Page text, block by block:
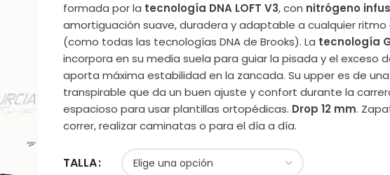
formada por la tecnología DNA LOFT V3, con nitrógeno
amortiguación suave, duradera y adaptable a cualquier ritmo
(como todas las tecnologías DNA de Brooks). La tecnología
incorpora en su media suela para guiar la pisada y el exceso
aporta máxima estabilidad en la zancada. Su upper es de
transpirable que da un buen ajuste y confort durante la
espacioso para usar plantillas ortopédicas. Drop 12 mm.
correr, realizar caminatas o para el día a día.
TALLA